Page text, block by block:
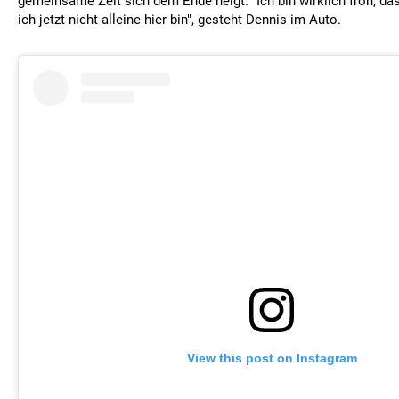
ich jetzt nicht alleine hier bin", gesteht Dennis im Auto.
View this post on Instagram